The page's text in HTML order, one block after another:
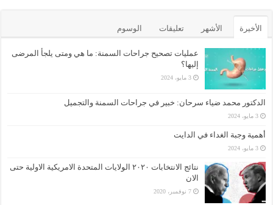
الأخيرة الأشهر تعليقات الوسوم
عمليات تصحيح جراحات السمنة: ما هي ومتى يلجأ المرضى
إليها؟
3 مايو، 2024
الدكتور محمد ضياء سرحان: خبير في جراحات السمنة والتجميل
3 مايو، 2024
أهمية وجبة الغداء في الدايت
3 مايو، 2024
نتائج الانتخابات ٢٠٢٠ الولايات المتحدة الامريكية الاولية حتى
الان
7 نوفمبر، 2020